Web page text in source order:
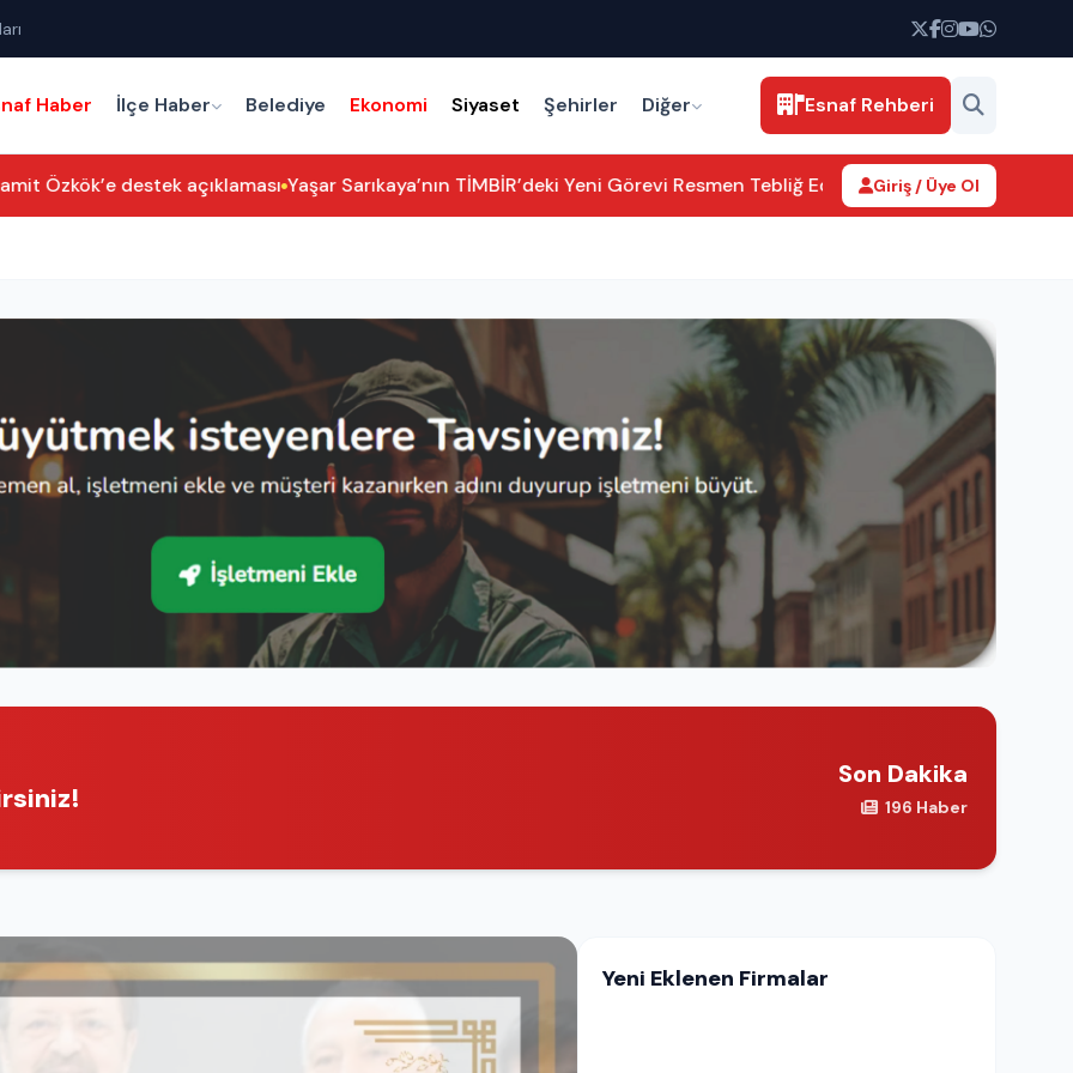
Haber İlçe Haber Belediye Ekonomi Siyaset Şehirler Diğer Esnaf Rehberi
destek açıklaması Yaşar Sarıkaya’nın TİMBİR’deki Yeni Görevi Resmen Tebliğ Edildi Aksaray’da kamu
Giriş / Üye Ol
Son Dakika
196 Haber
Yeni Eklenen Firmalar